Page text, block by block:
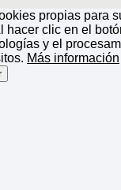
propias para
hacer clic en el
y el
Más información